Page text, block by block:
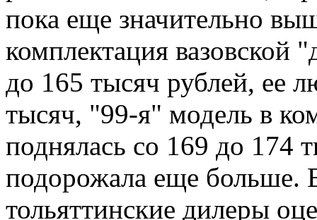
пока еще значительно
комплектация вазовской
до 165 тысяч рублей, ее
тысяч, "99-я" модель в
поднялась со 169 до 174
подорожала еще больше.
тольяттинские дилеры